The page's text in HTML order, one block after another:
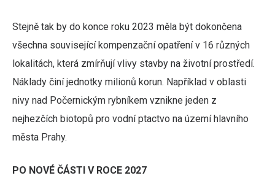
Stejně tak by do konce roku 2023 měla být dokončena
všechna související kompenzační opatření v 16 různých
lokalitách, která zmírňují vlivy stavby na životní prostředí.
Náklady činí jednotky milionů korun. Například v oblasti
nivy nad Počernickým rybníkem vznikne jeden z
nejhezčích biotopů pro vodní ptactvo na území hlavního
města Prahy.
PO NOVÉ ČÁSTI V ROCE 2027